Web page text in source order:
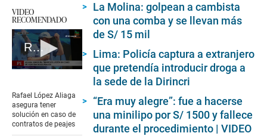
VIDEO
RECOMENDADO
Rafael López Aliaga asegura tener solución en caso de contratos de peajes
of
2
minutes,
35
Rafael López Aliaga
asegura tener
solución en caso de
contratos de peajes
La Molina: golpean a cambista
con una comba y se llevan más
de S/ 15 mil
Lima: Policía captura a extranjero
que pretendía introducir droga a
la sede de la Dirincri
“Era muy alegre”: fue a hacerse
una minilipo por S/ 1500 y fallece
durante el procedimiento | VIDEO